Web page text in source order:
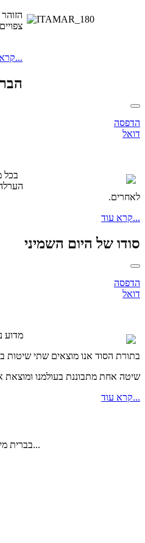
קרא עוד...
הדפסה
דואל
בכל
לאחרים.
קרא עוד...
סודו של היום השמיני
הדפסה
דואל
מדוע
בתורת הסוד אנו מוצאים שתי
שיטה אחת מתבוננת בעולמנו ומוצאת
קרא עוד...
בברית מילה שהאדמו"ר ר' נחום מרחמיסטריבקע זצ"ל היה סנדק, והאדמו"ר ר' אברהם מסלונים זצ"ל היה המוהל, אמר לו המוהל לסנדק: כשיגדל הילד ידע כוחנו [ווער מיר זענען], השיב הסנדק: ווער...